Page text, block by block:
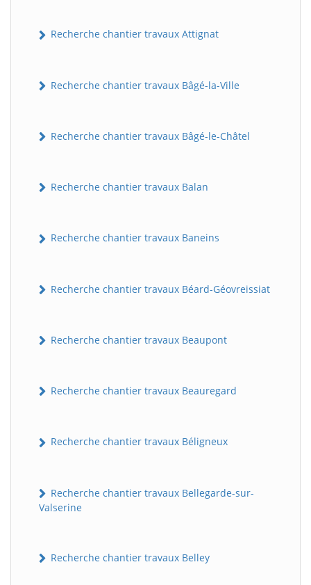
Recherche chantier travaux Attignat
Recherche chantier travaux Bâgé-la-Ville
Recherche chantier travaux Bâgé-le-Châtel
Recherche chantier travaux Balan
Recherche chantier travaux Baneins
Recherche chantier travaux Béard-Géovreissiat
Recherche chantier travaux Beaupont
Recherche chantier travaux Beauregard
Recherche chantier travaux Béligneux
Recherche chantier travaux Bellegarde-sur-
Valserine
Recherche chantier travaux Belley